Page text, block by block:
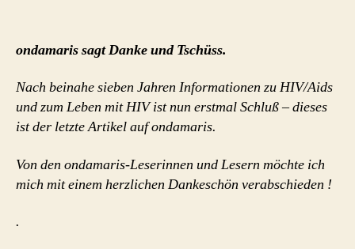
ondamaris sagt Danke und Tschüss.
Nach beinahe sieben Jahren Informationen zu HIV/Aids
und zum Leben mit HIV ist nun erstmal Schluß – dieses
ist der letzte Artikel auf ondamaris.
Von den ondamaris-Leserinnen und Lesern möchte ich
mich mit einem herzlichen Dankeschön verabschieden !
.